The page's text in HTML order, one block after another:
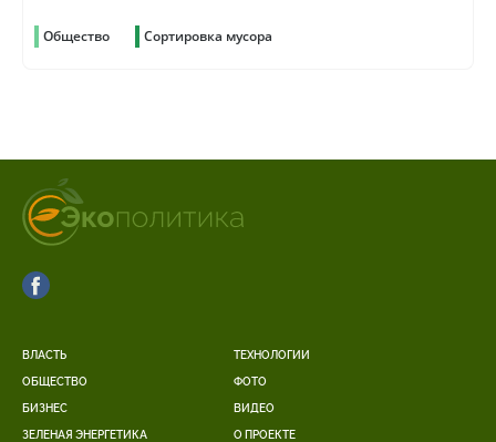
Общество Сортировка мусора
ВЛАСТЬ
ОБЩЕСТВО
БИЗНЕС
ЗЕЛЕНАЯ ЭНЕРГЕТИКА
ТЕХНОЛОГИИ
ФОТО
ВИДЕО
О ПРОЕКТЕ